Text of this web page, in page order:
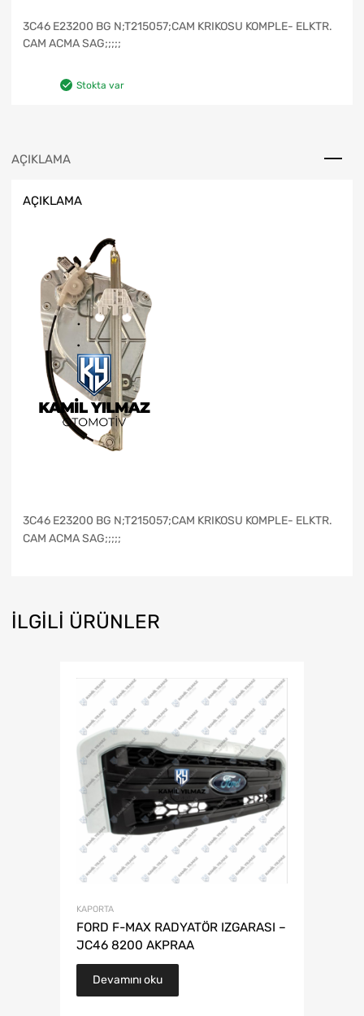
3C46 E23200 BG N;T215057;CAM KRIKOSU KOMPLE- ELKTR.
CAM ACMA SAG;;;;;
Stokta var
AÇIKLAMA
AÇIKLAMA
3C46 E23200 BG N;T215057;CAM KRIKOSU KOMPLE- ELKTR.
CAM ACMA SAG;;;;;
İLGILI ÜRÜNLER
KAPORTA
FORD F-MAX RADYATÖR IZGARASI –
JC46 8200 AKPRAA
Devamını oku